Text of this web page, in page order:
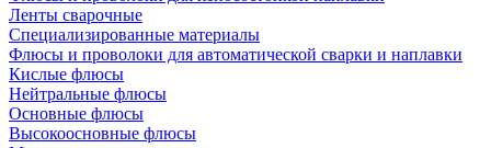
Ленты сварочные
Специализированные материалы
Флюсы и проволоки для автоматической сварки и наплавки
Кислые флюсы
Нейтральные флюсы
Основные флюсы
Высокоосновные флюсы